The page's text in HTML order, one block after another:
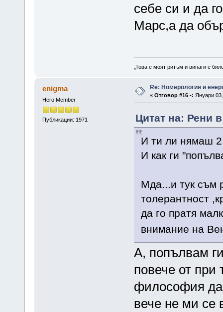
себе си и да
Марс,а да
„Това е моят ритъм и винаги е
enigma
Hero Member
Публикации: 1971
Re: Номерология и
« Отговор #16 -: Януари
Цитат на: Рени
И ти ли нямаш
И как ги
Мда...и тук съм
толерантност
да го пратя
внимание на
А, попълвам
повече от
философия да
вече не ми се